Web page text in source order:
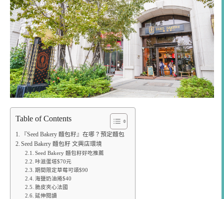
Table of Contents
『Seed Bakery 麵包籽』在哪？預定麵包
Seed Bakery 麵包籽 文興店環境
Seed Bakery 麵包籽好吃推薦
咔滋蛋塔$70元
期間限定草莓可頌$90
海鹽奶油捲$40
脆皮夾心法國
延伸閱讀